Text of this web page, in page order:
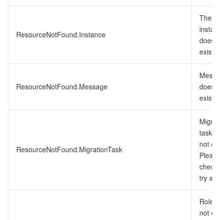
ResourceNotFound.Instance
The
does
exist.
ResourceNotFound.Message
does
exist.
ResourceNotFound.MigrationTask
task
not
Please
check
try
Role
not